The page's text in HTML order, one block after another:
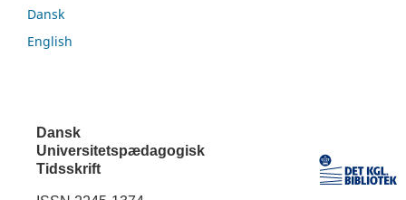
Dansk
English
Dansk
Universitetspædagogisk
Tidsskrift